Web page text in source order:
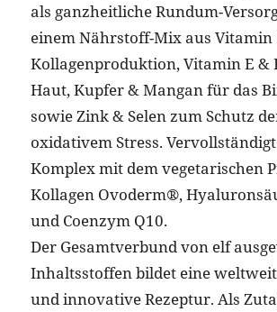
als ganzheitliche Rundum-
einem Nährstoff-Mix aus Vitamin
Kollagenproduktion, Vitamin E &
Haut, Kupfer & Mangan für das
sowie Zink & Selen zum Schutz
oxidativem Stress.
Komplex mit dem vegetarischen
Kollagen Ovoderm®,
und Coenzym Q10.
Der Gesamtverbund von elf
Inhaltsstoffen bildet eine
und innovative Rezeptur. Als